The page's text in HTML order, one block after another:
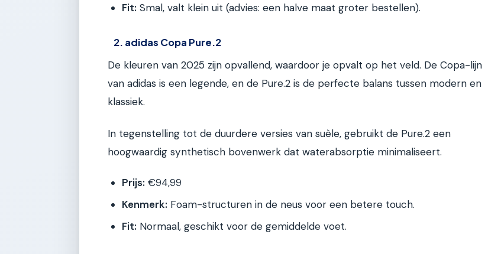
Fit: Smal, valt klein uit (advies: een halve maat groter bestellen).
2. adidas Copa Pure.2
De kleuren van 2025 zijn opvallend, waardoor je opvalt op het veld. De Copa-lijn
van adidas is een legende, en de Pure.2 is de perfecte balans tussen modern en
klassiek.
In tegenstelling tot de duurdere versies van suèle, gebruikt de Pure.2 een
hoogwaardig synthetisch bovenwerk dat waterabsorptie minimaliseert.
Prijs: €94,99
Kenmerk: Foam-structuren in de neus voor een betere touch.
Fit: Normaal, geschikt voor de gemiddelde voet.